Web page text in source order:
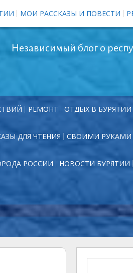
МОИ РАССКАЗЫ И ПОВЕСТИ
Независимый блог о
РЕМОНТ ОТДЫХ В БУРЯТИИ
ДЛЯ ЧТЕНИЯ СВОИМИ РУКАМИ
РОССИИ НОВОСТИ БУРЯТИИ